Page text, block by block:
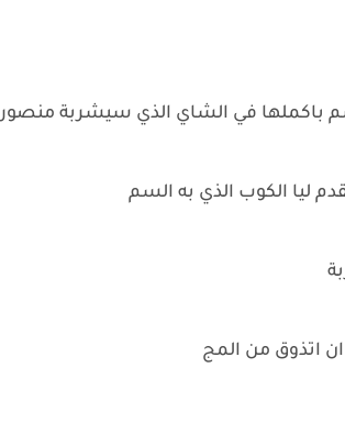
باكملها في الشاي الذي سيشربة منصور
ليا الكوب الذي به السم
اتذوق من المج